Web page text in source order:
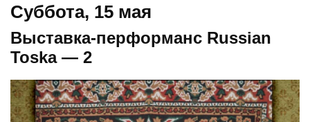
Суббота, 15 мая
Выставка-перформанс Russian
Toska — 2